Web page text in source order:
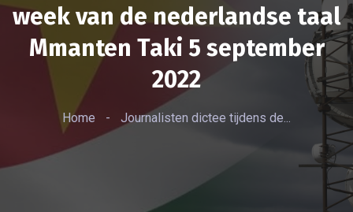
week van de nederlandse taal
Mmanten Taki 5 september
2022
Home - Journalisten dictee tijdens de...